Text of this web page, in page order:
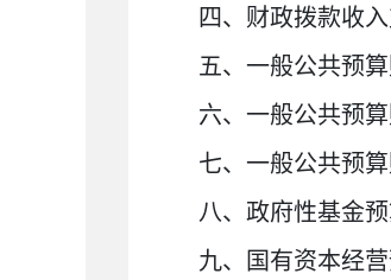
四、财政拨款收
五、一般公共预
六、一般公共预
七、一般公共预
八、政府性基金
九、国有资本经